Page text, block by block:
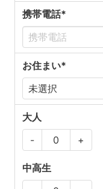
携帯電話*
お住まい*
大人
-
+
中高生